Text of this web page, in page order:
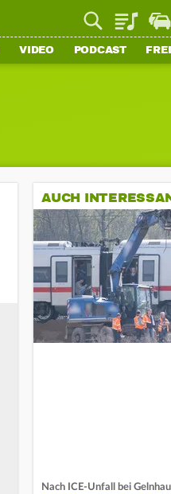
Playlist
VIDEO PODCAST
AUCH
Nach ICE-Unfall bei